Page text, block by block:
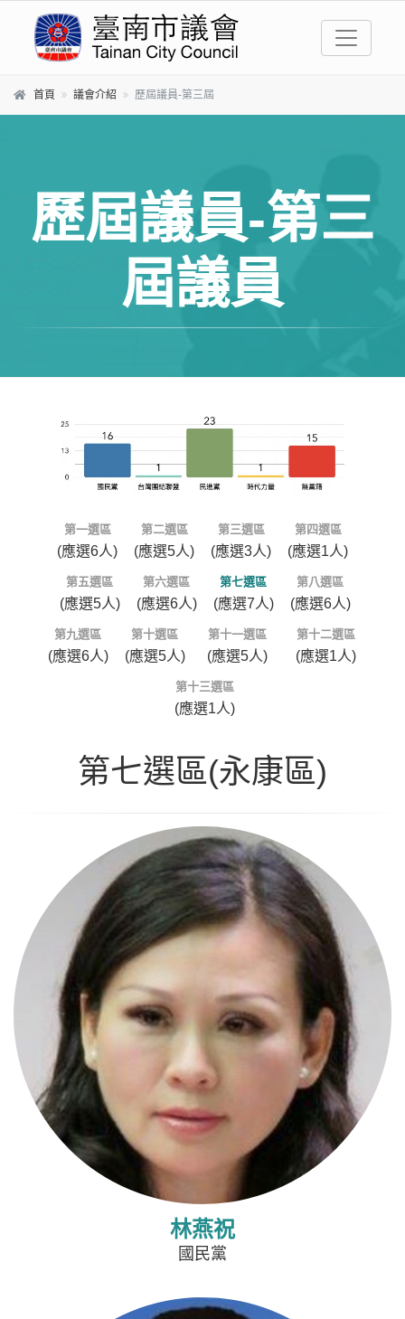
跳到主要內容區塊
首頁 議會介紹 歷屆議員-第三屆
歷屆議員-第三
屆議員
第一選區
(應選6人)
第二選區
(應選5人)
第三選區
(應選3人)
第四選區
(應選1人)
第五選區
(應選5人)
第六選區
(應選6人)
第七選區
(應選7人)
第八選區
(應選6人)
第九選區
(應選6人)
第十選區
(應選5人)
第十一選區
(應選5人)
第十二選區
(應選1人)
第十三選區
(應選1人)
第七選區(永康區)
林燕祝
國民黨